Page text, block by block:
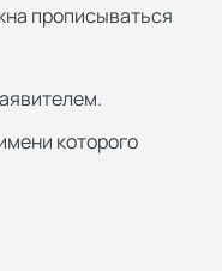
прописываться
которого